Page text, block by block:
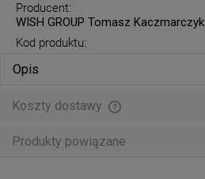
Producent:
WISH GROUP Tomasz Kaczmarczyk
Kod produktu:
Opis
Koszty dostawy
Produkty powiązane